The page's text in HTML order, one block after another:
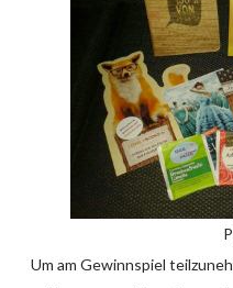
Um am Gewinnspiel teilzunehmen müsst ihr uns einfach nur ein